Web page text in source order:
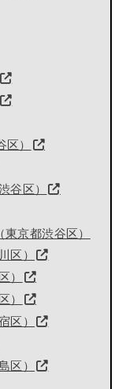
）
谷区）
京都渋谷区）
区）
）
）
区）
区）